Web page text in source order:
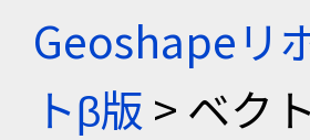
Geoshapeリ
トβ版 > ベク